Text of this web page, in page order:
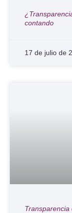
contando
17 de julio de